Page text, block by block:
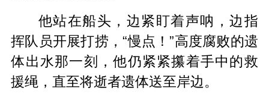
他站在船头，边紧盯着声呐，边指
挥队员开展打捞，“慢点！”高度腐败的遗
体出水那一刻，他仍紧紧攥着手中的救
援绳，直至将逝者遗体送至岸边。